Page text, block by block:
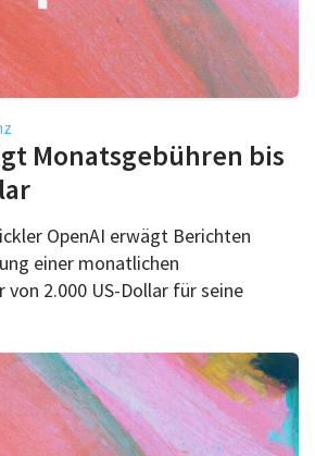
Monatsgebühren bis
OpenAI erwägt Berichten
einer monatlichen
2.000 US-Dollar für seine